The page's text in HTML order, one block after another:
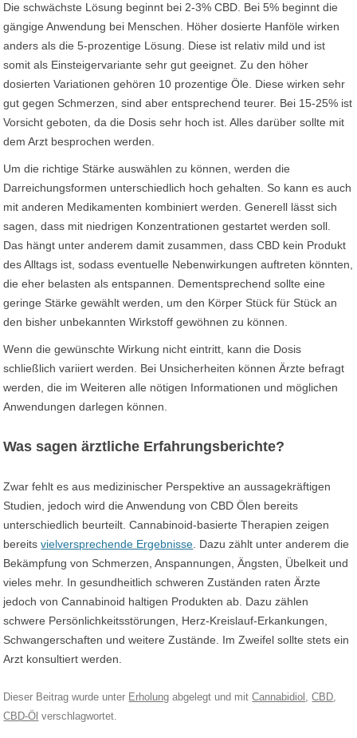
Die schwächste Lösung beginnt bei 2-3% CBD. Bei 5% beginnt die
gängige Anwendung bei Menschen. Höher dosierte Hanföle wirken
anders als die 5-prozentige Lösung. Diese ist relativ mild und ist
somit als Einsteigervariante sehr gut geeignet. Zu den höher
dosierten Variationen gehören 10 prozentige Öle. Diese wirken sehr
gut gegen Schmerzen, sind aber entsprechend teurer. Bei 15-25% ist
Vorsicht geboten, da die Dosis sehr hoch ist. Alles darüber sollte mit
dem Arzt besprochen werden.
Um die richtige Stärke auswählen zu können, werden die
Darreichungsformen unterschiedlich hoch gehalten. So kann es auch
mit anderen Medikamenten kombiniert werden. Generell lässt sich
sagen, dass mit niedrigen Konzentrationen gestartet werden soll.
Das hängt unter anderem damit zusammen, dass CBD kein Produkt
des Alltags ist, sodass eventuelle Nebenwirkungen auftreten könnten,
die eher belasten als entspannen. Dementsprechend sollte eine
geringe Stärke gewählt werden, um den Körper Stück für Stück an
den bisher unbekannten Wirkstoff gewöhnen zu können.
Wenn die gewünschte Wirkung nicht eintritt, kann die Dosis
schließlich variiert werden. Bei Unsicherheiten können Ärzte befragt
werden, die im Weiteren alle nötigen Informationen und möglichen
Anwendungen darlegen können.
Was sagen ärztliche Erfahrungsberichte?
Zwar fehlt es aus medizinischer Perspektive an aussagekräftigen
Studien, jedoch wird die Anwendung von CBD Ölen bereits
unterschiedlich beurteilt. Cannabinoid-basierte Therapien zeigen
bereitsvielversprechende Ergebnisse . Dazu zählt unter anderem die
Bekämpfung von Schmerzen, Anspannungen, Ängsten, Übelkeit und
vieles mehr. In gesundheitlich schweren Zuständen raten Ärzte
jedoch von Cannabinoid haltigen Produkten ab. Dazu zählen
schwere Persönlichkeitsstörungen, Herz-Kreislauf-Erkankungen,
Schwangerschaften und weitere Zustände. Im Zweifel sollte stets ein
Arzt konsultiert werden.
Dieser Beitrag wurde unter Erholung abgelegt und mitCannabidiol ,CBD,
CBD-Öl verschlagwortet.